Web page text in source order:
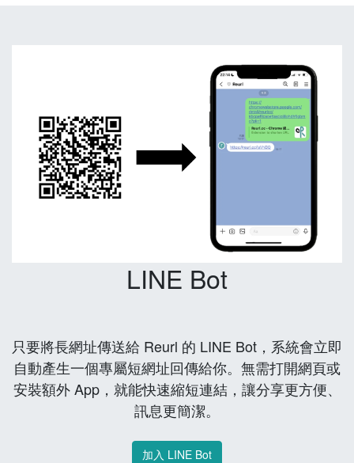
LINE Bot
只要將長網址傳送給 Reurl 的 LINE Bot，系統會立即
自動產生一個專屬短網址回傳給你。無需打開網頁或
安裝額外 App，就能快速縮短連結，讓分享更方便、
訊息更簡潔。
加入 LINE Bot